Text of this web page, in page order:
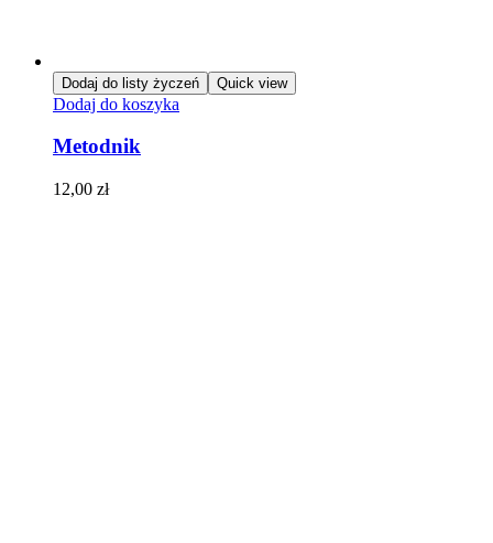
Dodaj do listy życzeń Quick view
Dodaj do koszyka
Metodnik
12,00 zł